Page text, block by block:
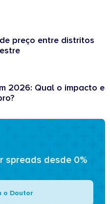
preço entre distritos
2026: Qual o impacto e
spreads desde 0%
o Doutor